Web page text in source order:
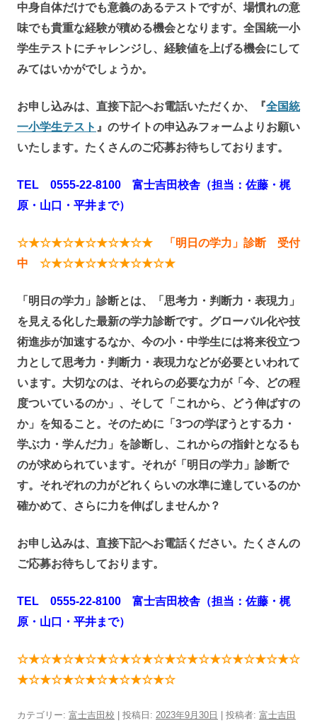
中身自体だけでも意義のあるテストですが、場慣れの意
味でも貴重な経験が積める機会となります。全国統一小
学生テストにチャレンジし、経験値を上げる機会にして
みてはいかがでしょうか。
お申し込みは、直接下記へお電話いただくか、『全国統
一小学生テスト 』のサイトの申込みフォームよりお願い
いたします。たくさんのご応募お待ちしております。
TEL 0555-22-8100 富士吉田校舎（担当：佐藤・梶
原・山口・平井まで）
☆★☆★☆★☆★☆★☆★
「明日の学力」診断 受付
中 ☆★☆★☆★☆★☆★☆★
「明日の学力」診断とは、「思考力・判断力・表現力」
を見える化した最新の学力診断です。グローバル化や技
術進歩が加速するなか、今の小・中学生には将来役立つ
力として思考力・判断力・表現力などが必要といわれて
います。大切なのは、それらの必要な力が「今、どの程
度ついているのか」、そして「これから、どう伸ばすの
か」を知ること。そのために「3つの学ぼうとする力・
学ぶ力・学んだ力」を診断し、これからの指針となるも
のが求められています。それが「明日の学力」診断で
す。それぞれの力がどれくらいの水準に達しているのか
確かめて、さらに力を伸ばしませんか？
お申し込みは、直接下記へお電話ください。たくさんの
ご応募お待ちしております。
TEL 0555-22-8100 富士吉田校舎（担当：佐藤・梶
原・山口・平井まで）
☆★☆★☆★☆★☆★☆★☆★☆★☆★☆★☆★☆★☆
★☆★☆★☆★☆★☆★☆★☆
カテゴリー: 富士吉田校 | 投稿日: 2023年9月30日 投稿者: 富士吉田